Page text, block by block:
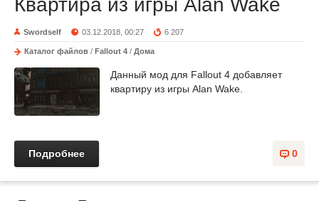
Квартира из игры Alan Wake
Swordself 03.12.2018, 00:27 6 207
Каталог файлов / Fallout 4 / Дома
Данный мод для Fallout 4 добавляет
квартиру из игры Alan Wake.
0
Подробнее